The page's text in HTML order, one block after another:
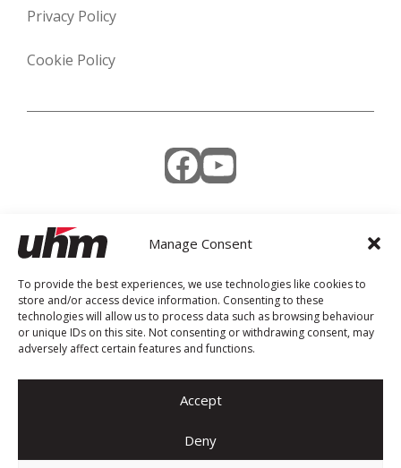
Manage Consent
To provide the best experiences, we use technologies like cookies to
store and/or access device information. Consenting to these
technologies will allow us to process data such as browsing behaviour
or unique IDs on this site. Not consenting or withdrawing consent, may
adversely affect certain features and functions.
Accept
Deny
Privacy Policy
Cookie Policy
Facebook
YouTube
Weekly Newsletter
© 2026 UHM. All rights reserved.